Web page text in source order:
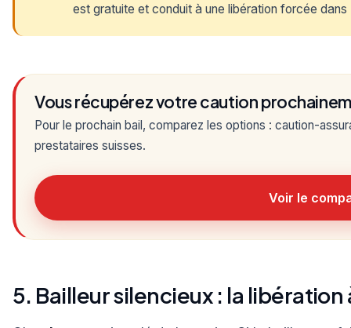
est gratuite et conduit à une libération forcée
Vous récupérez votre caution
Pour le prochain bail, comparez les options : caution-
prestataires suisses.
Voir le
5. Bailleur silencieux : la libération